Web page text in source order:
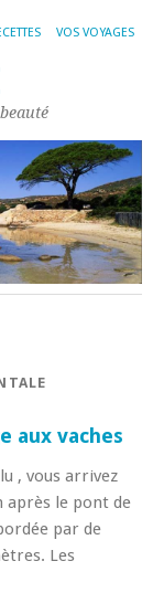
VOS VOYAGES
aux vaches
, vous arrivez
après le pont de
par de
Les